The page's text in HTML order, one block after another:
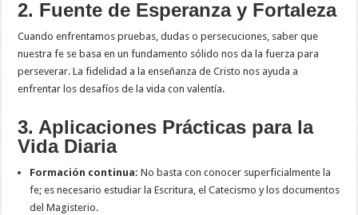
2. Fuente de Esperanza y Fortaleza
Cuando enfrentamos pruebas, dudas o persecuciones, saber que
nuestra fe se basa en un fundamento sólido nos da la fuerza para
perseverar. La fidelidad a la enseñanza de Cristo nos ayuda a
enfrentar los desafíos de la vida con valentía.
3. Aplicaciones Prácticas para la
Vida Diaria
Formación continua: No basta con conocer superficialmente la
fe; es necesario estudiar la Escritura, el Catecismo y los documentos
del Magisterio.